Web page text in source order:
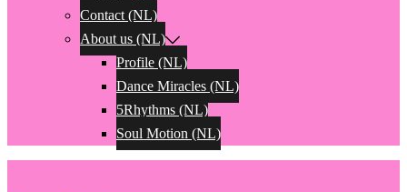
Contact (NL)
About us (NL)
Profile (NL)
Dance Miracles (NL)
5Rhythms (NL)
Soul Motion (NL)